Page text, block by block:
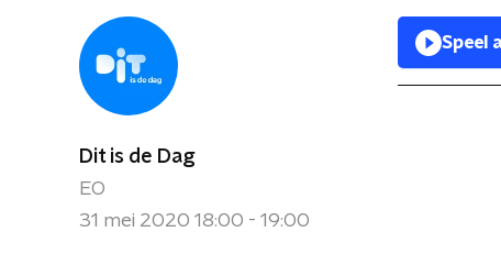
Dit is de Dag
EO
31 mei 2020 18:00 - 19:00
Speel